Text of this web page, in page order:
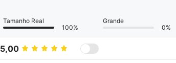
Tamanho Real
100%
Grande
0%
5,00